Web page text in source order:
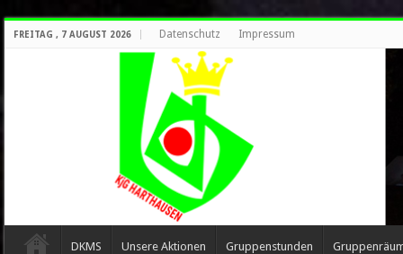
FREITAG , 7 AUGUST 2026 Datenschutz Impressum
DKMS Unsere Aktionen Gruppenstunden